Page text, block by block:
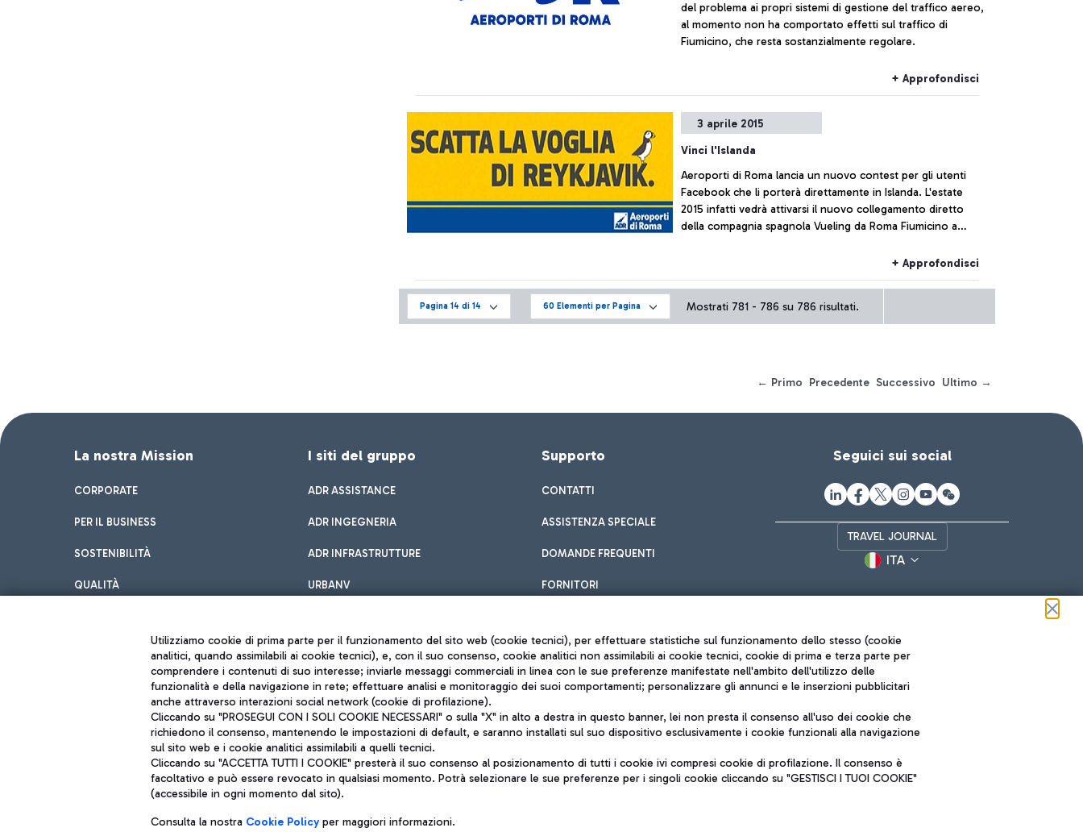
del problema ai propri sistemi di gestione del traffico aereo,
al momento non ha comportato effetti sul traffico di
Fiumicino, che resta sostanzialmente regolare.
+ Approfondisci
3 aprile 2015
Vinci l'Islanda
Aeroporti di Roma lancia un nuovo contest per gli utenti
Facebook che li porterà direttamente in Islanda. L'estate
2015 infatti vedrà attivarsi il nuovo collegamento diretto
della compagnia spagnola Vueling da Roma Fiumicino a
+ Approfondisci
Pagina 14 di 14 60 Elementi per Pagina Mostrati 781 - 786 su 786 risultati.
← Primo Precedente Successivo Ultimo →
La nostra Mission
CORPORATE
PER IL BUSINESS
SOSTENIBILITÀ
QUALITÀ
I siti del gruppo
ADR ASSISTANCE
ADR INGEGNERIA
ADR INFRASTRUTTURE
URBANV
Supporto
CONTATTI
ASSISTENZA SPECIALE
DOMANDE FREQUENTI
FORNITORI
Seguici sui social
TRAVEL JOURNAL
ITA
Aeroporti di Roma S.p.A. - Società soggetta a direzione e coordinamento di Mundys S.p.A.
Codice fiscale e Registro delle Imprese di Roma 13032990155 P. IVA 06572251004
Capitale sociale 62.224.743,00 int. vers.
Sede legale: Via Pier Paolo Racchetti 1 - 00054 Fiumicino (RM) telefono +39 06 65951
Note legali
Mappa sito
Accessibilità
Roma FCO
L'aeroporto stellato
QUALITÀ SOSTENIBILITÀ INNOVAZIONE
Utilizziamo cookie di prima parte per il funzionamento del sito web (cookie tecnici), per effettuare statistiche sul funzionamento dello stesso (cookie
analitici, quando assimilabili ai cookie tecnici), e, con il suo consenso, cookie analitici non assimilabili ai cookie tecnici, cookie di prima e terza parte per
comprendere i contenuti di suo interesse; inviarle messaggi commerciali in linea con le sue preferenze manifestate nell'ambito dell'utilizzo delle
funzionalità e della navigazione in rete; effettuare analisi e monitoraggio dei suoi comportamenti; personalizzare gli annunci e le inserzioni pubblicitari
anche attraverso interazioni social network (cookie di profilazione).
Cliccando su "PROSEGUI CON I SOLI COOKIE NECESSARI" o sulla "X" in alto a destra in questo banner, lei non presta il consenso all'uso dei cookie che
richiedono il consenso, mantenendo le impostazioni di default, e saranno installati sul suo dispositivo esclusivamente i cookie funzionali alla navigazione
sul sito web e i cookie analitici assimilabili a quelli tecnici.
Cliccando su "ACCETTA TUTTI I COOKIE" presterà il suo consenso al posizionamento di tutti i cookie ivi compresi cookie di profilazione. Il consenso è
facoltativo e può essere revocato in qualsiasi momento. Potrà selezionare le sue preferenze per i singoli cookie cliccando su "GESTISCI I TUOI COOKIE"
(accessibile in ogni momento dal sito).
Consulta la nostra Cookie Policyper maggiori informazioni.